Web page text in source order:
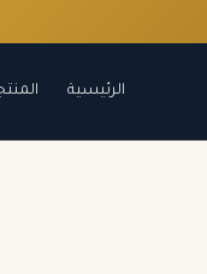
الرئيسية